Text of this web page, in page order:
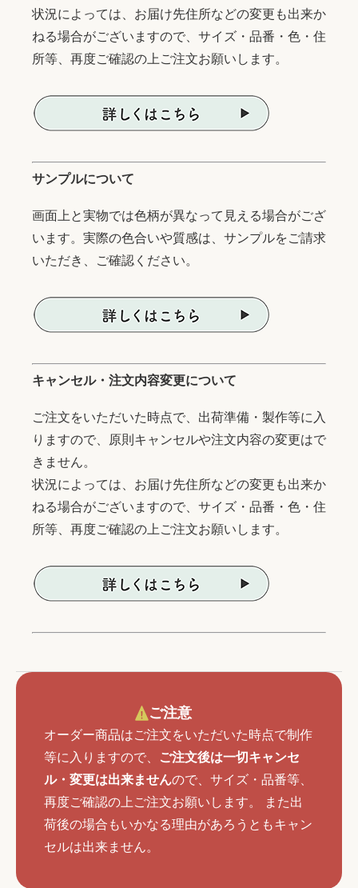
状況によっては、お届け先住所などの変更も出来か
ねる場合がございますので、サイズ・品番・色・住
所等、再度ご確認の上ご注文お願いします。
サンプルについて
画面上と実物では色柄が異なって見える場合がござ
います。実際の色合いや質感は、サンプルをご請求
いただき、ご確認ください。
キャンセル・注文内容変更について
ご注文をいただいた時点で、出荷準備・製作等に入
りますので、原則キャンセルや注文内容の変更はで
きません。
状況によっては、お届け先住所などの変更も出来か
ねる場合がございますので、サイズ・品番・色・住
所等、再度ご確認の上ご注文お願いします。
ご注意
オーダー商品はご注文をいただいた時点で制作
等に入りますので、
ご注文後は一切キャンセ
ル・変更は出来ませんので、サイズ・品番等、
再度ご確認の上ご注文お願いします。 また出
荷後の場合もいかなる理由があろうともキャン
セルは出来ません。